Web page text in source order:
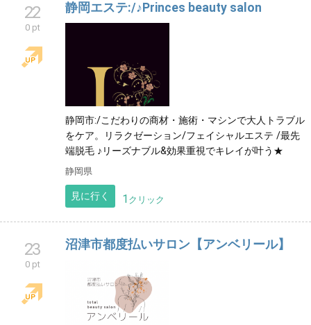
22
0 pt
静岡エステ:/♪Princes beauty salon
静岡市:/こだわりの商材・施術・マシンで大人トラブル
をケア。リラクゼーション/フェイシャルエステ /最先
端脱毛 ♪リーズナブル&効果重視でキレイが叶う★
静岡県
見に行く 1 クリック
23
0 pt
沼津市都度払いサロン【アンベリール】